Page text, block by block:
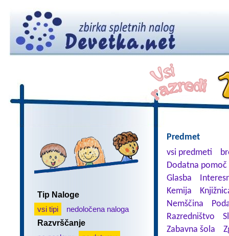
Tip Naloge
vsi tipi
nedoločena naloga
Razvrščanje
Predmet
vsi predmeti
Dodatna
Glasba
Kemija
Nemščina
Razredništvo
Zabavna šola